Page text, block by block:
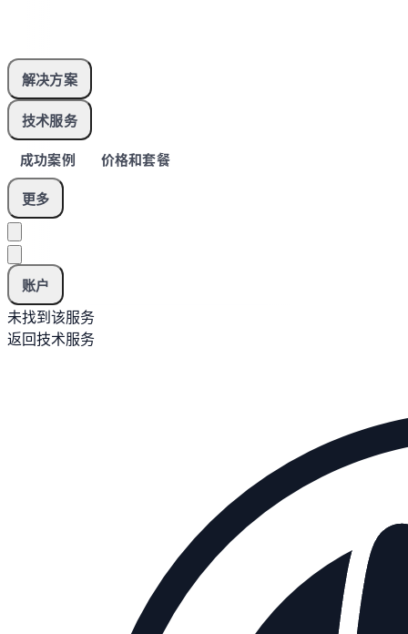
解决方案
技术服务
成功案例 价格和套餐
更多
账户
未找到该服务
返回技术服务